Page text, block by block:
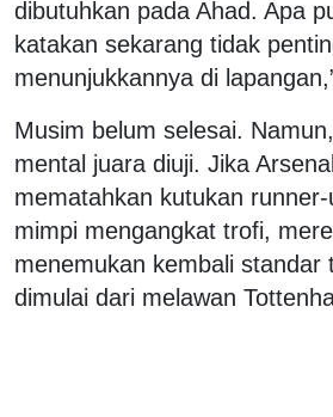
dibutuhkan pada Ahad. Apa
katakan sekarang tidak
menunjukkannya di
Musim belum selesai.
mental juara diuji. Jika
mematahkan kutukan
mimpi mengangkat trofi,
menemukan kembali standar
dimulai dari melawan